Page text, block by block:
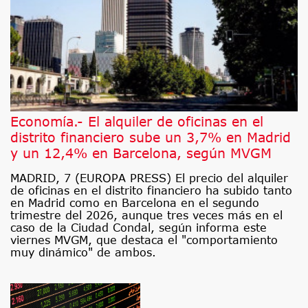
Economía.- El alquiler de oficinas en el
distrito financiero sube un 3,7% en Madrid
y un 12,4% en Barcelona, según MVGM
MADRID, 7 (EUROPA PRESS) El precio del alquiler
de oficinas en el distrito financiero ha subido tanto
en Madrid como en Barcelona en el segundo
trimestre del 2026, aunque tres veces más en el
caso de la Ciudad Condal, según informa este
viernes MVGM, que destaca el "comportamiento
muy dinámico" de ambos.